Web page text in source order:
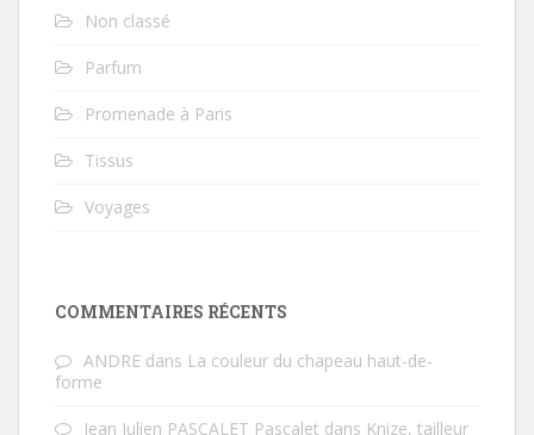
Non classé
Parfum
Promenade à Paris
Tissus
Voyages
COMMENTAIRES RÉCENTS
ANDRE dans La couleur du chapeau haut-de-
forme
Jean Julien PASCALET Pascalet dans Knize, tailleur